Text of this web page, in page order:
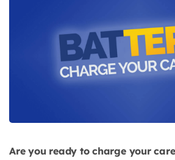
Are you ready to charge your